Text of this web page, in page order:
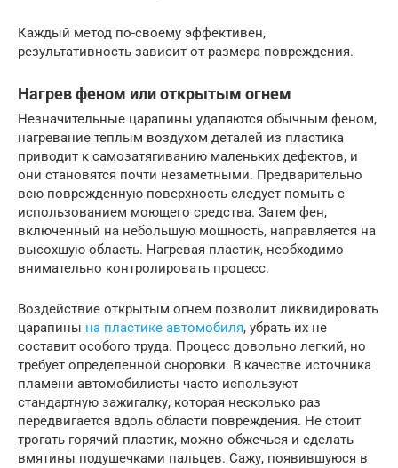
Каждый метод по-своему эффективен,
результативность зависит от размера повреждения.
Нагрев феном или открытым огнем
Незначительные царапины удаляются обычным феном,
нагревание теплым воздухом деталей из пластика
приводит к самозатягиванию маленьких дефектов, и
они становятся почти незаметными. Предварительно
всю поврежденную поверхность следует помыть с
использованием моющего средства. Затем фен,
включенный на небольшую мощность, направляется на
высохшую область. Нагревая пластик, необходимо
внимательно контролировать процесс.
Воздействие открытым огнем позволит ликвидировать
царапины на пластике автомобиля, убрать их не
составит особого труда. Процесс довольно легкий, но
требует определенной сноровки. В качестве источника
пламени автомобилисты часто используют
стандартную зажигалку, которая несколько раз
передвигается вдоль области повреждения. Не стоит
трогать горячий пластик, можно обжечься и сделать
вмятины подушечками пальцев. Сажу, появившуюся в